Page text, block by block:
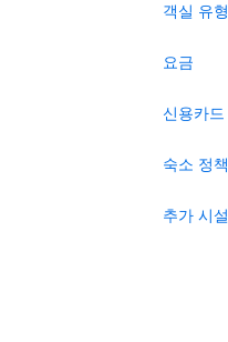
객실 유형
요금
신용카드
숙소 정책
추가 시설